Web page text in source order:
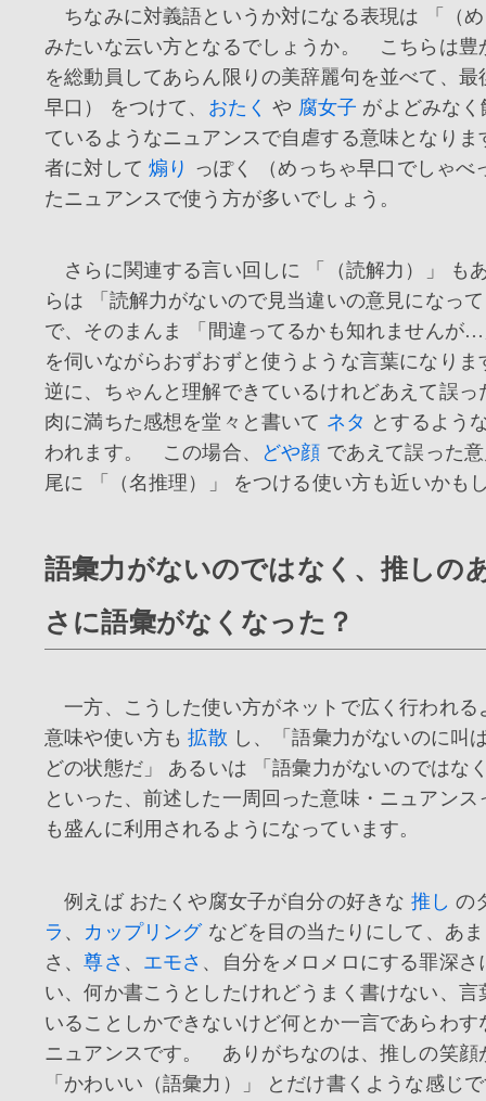
ちなみに対義語というか対になる表現は 「（
みたいな云い方となるでしょうか。 こちらは豊
を総動員してあらん限りの美辞麗句を並べて、最
早口） をつけて、 おたく や 腐女子 がよどみな
ているようなニュアンスで自虐する意味となり
者に対して煽り っぽく （めっちゃ早口でしゃべ
たニュアンスで使う方が多いでしょう。
さらに関連する言い回しに 「（読解力）」 も
らは 「読解力がないので見当違いの意見になっ
で、そのまんま 「間違ってるかも知れませんが
を伺いながらおずおずと使うような言葉になり
逆に、ちゃんと理解できているけれどあえて誤っ
肉に満ちた感想を堂々と書いて ネタ とするよう
われます。 この場合、
どや顔 であえて誤った
尾に 「（名推理）」 をつける使い方も近いかも
語彙力がないのではなく、推しの
さに語彙がなくなった？
一方、こうした使い方がネットで広く行われる
意味や使い方も拡散 し、「語彙力がないのに叫
どの状態だ」 あるいは 「語彙力がないのではな
といった、前述した一周回った意味・ニュアンス
も盛んに利用されるようになっています。
例えば おたくや腐女子が自分の好きな 推し の
ラ 、 カップリングなどを目の当たりにして、あ
さ、尊さ 、 エモさ 、自分をメロメロにする罪深さ
い、何か書こうとしたけれどうまく書けない、言
いることしかできないけど何とか一言であらわ
ニュアンスです。 ありがちなのは、推しの笑顔
「かわいい（語彙力）」 とだけ書くような感じ